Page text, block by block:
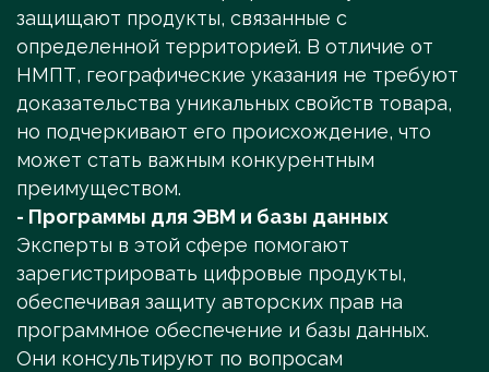
защищают продукты, связанные с
определенной территорией. В отличие от
НМПТ, географические указания не требуют
доказательства уникальных свойств товара,
но подчеркивают его происхождение, что
может стать важным конкурентным
преимуществом.
- Программы для ЭВМ и базы данных
Эксперты в этой сфере помогают
зарегистрировать цифровые продукты,
обеспечивая защиту авторских прав на
программное обеспечение и базы данных.
Они консультируют по вопросам